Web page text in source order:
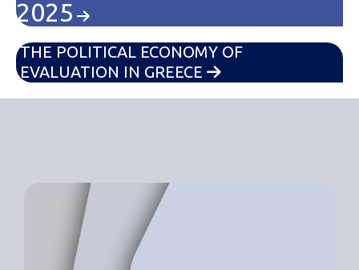
2025
THE POLITICAL ECONOMY OF
EVALUATION IN GREECE